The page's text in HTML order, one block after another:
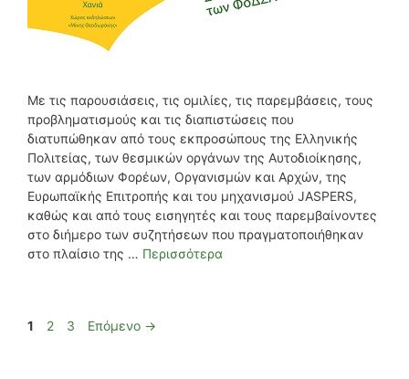
Με τις παρουσιάσεις, τις ομιλίες, τις παρεμβάσεις, τους
προβληματισμούς και τις διαπιστώσεις που
διατυπώθηκαν από τους εκπροσώπους της Ελληνικής
Πολιτείας, των θεσμικών οργάνων της Αυτοδιοίκησης,
των αρμόδιων Φορέων, Οργανισμών και Αρχών, της
Ευρωπαϊκής Επιτροπής και του μηχανισμού JASPERS,
καθώς και από τους εισηγητές και τους παρεμβαίνοντες
στο διήμερο των συζητήσεων που πραγματοποιήθηκαν
στο πλαίσιο της … Περισσότερα
Σελίδα
1 Σελίδα
2 Σελίδα
3 Επόμενο →